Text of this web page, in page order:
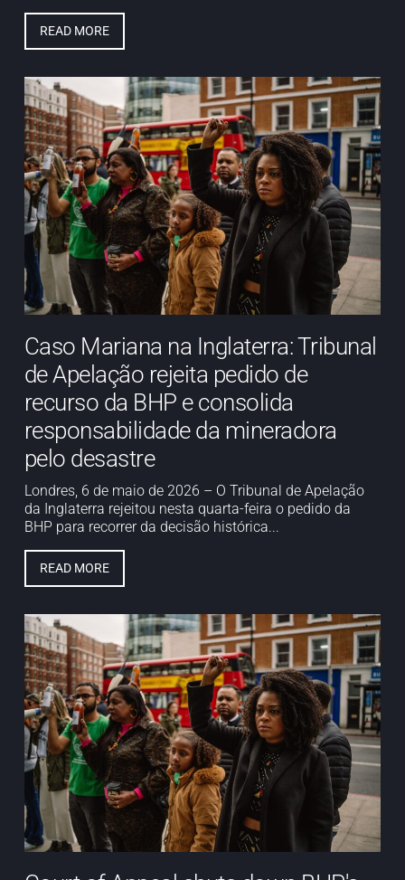
READ MORE
Caso Mariana na Inglaterra: Tribunal
de Apelação rejeita pedido de
recurso da BHP e consolida
responsabilidade da mineradora
pelo desastre
Londres, 6 de maio de 2026 – O Tribunal de Apelação
da Inglaterra rejeitou nesta quarta-feira o pedido da
BHP para recorrer da decisão histórica...
READ MORE